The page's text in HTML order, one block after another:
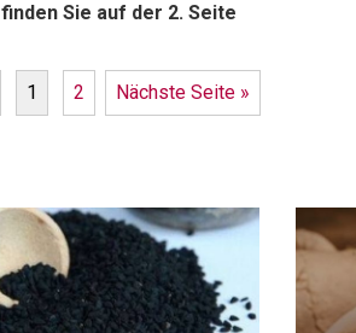
Sie auf der 2. Seite
1 2 Nächste Seite »